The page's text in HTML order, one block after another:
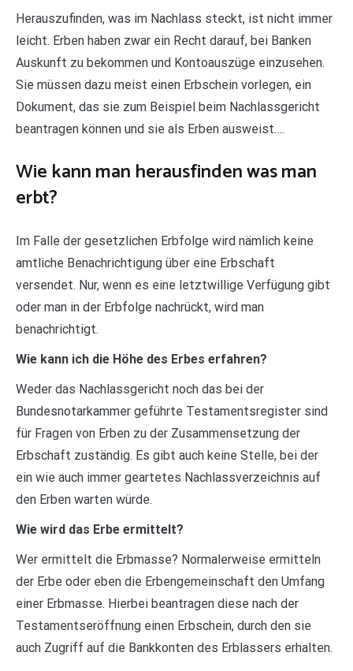
Herauszufinden, was im Nachlass steckt, ist nicht immer
leicht. Erben haben zwar ein Recht darauf, bei Banken
Auskunft zu bekommen und Kontoauszüge einzusehen.
Sie müssen dazu meist einen Erbschein vorlegen, ein
Dokument, das sie zum Beispiel beim Nachlassgericht
beantragen können und sie als Erben ausweist….
Wie kann man herausfinden was man
erbt?
Im Falle der gesetzlichen Erbfolge wird nämlich keine
amtliche Benachrichtigung über eine Erbschaft
versendet. Nur, wenn es eine letztwillige Verfügung gibt
oder man in der Erbfolge nachrückt, wird man
benachrichtigt.
Wie kann ich die Höhe des Erbes erfahren?
Weder das Nachlassgericht noch das bei der
Bundesnotarkammer geführte Testamentsregister sind
für Fragen von Erben zu der Zusammensetzung der
Erbschaft zuständig. Es gibt auch keine Stelle, bei der
ein wie auch immer geartetes Nachlassverzeichnis auf
den Erben warten würde.
Wie wird das Erbe ermittelt?
Wer ermittelt die Erbmasse? Normalerweise ermitteln
der Erbe oder eben die Erbengemeinschaft den Umfang
einer Erbmasse. Hierbei beantragen diese nach der
Testamentseröffnung einen Erbschein, durch den sie
auch Zugriff auf die Bankkonten des Erblassers erhalten.